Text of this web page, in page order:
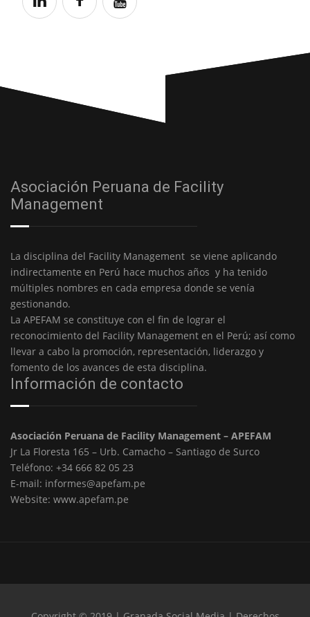
Asociación Peruana de Facility
Management
La disciplina del Facility Management se viene aplicando
indirectamente en Perú hace muchos años y ha tenido
múltiples nombres en cada empresa donde se venía
gestionando.
La APEFAM se constituye con el fin de lograr el
reconocimiento del Facility Management en el Perú; así como
llevar a cabo la promoción, representación, liderazgo y
fomento de los avances de esta disciplina.
Información de contacto
Asociación Peruana de Facility Management – APEFAM
Jr La Floresta 165 – Urb. Camacho – Santiago de Surco
Teléfono: +34 666 82 05 23
E-mail: informes@apefam.pe
Website: www.apefam.pe